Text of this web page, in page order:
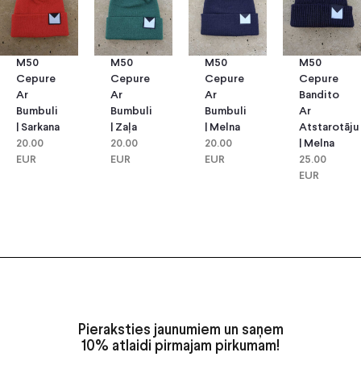
M50
Cepure
Ar
Bumbuli
| Sarkana
20.00
EUR
M50
Cepure
Ar
Bumbuli
| Zaļa
20.00
EUR
M50
Cepure
Ar
Bumbuli
| Melna
20.00
EUR
M50
Cepure
Bandito
Ar
Atstarotāju
| Melna
25.00
EUR
Pieraksties jaunumiem un saņem
10% atlaidi pirmajam pirkumam!